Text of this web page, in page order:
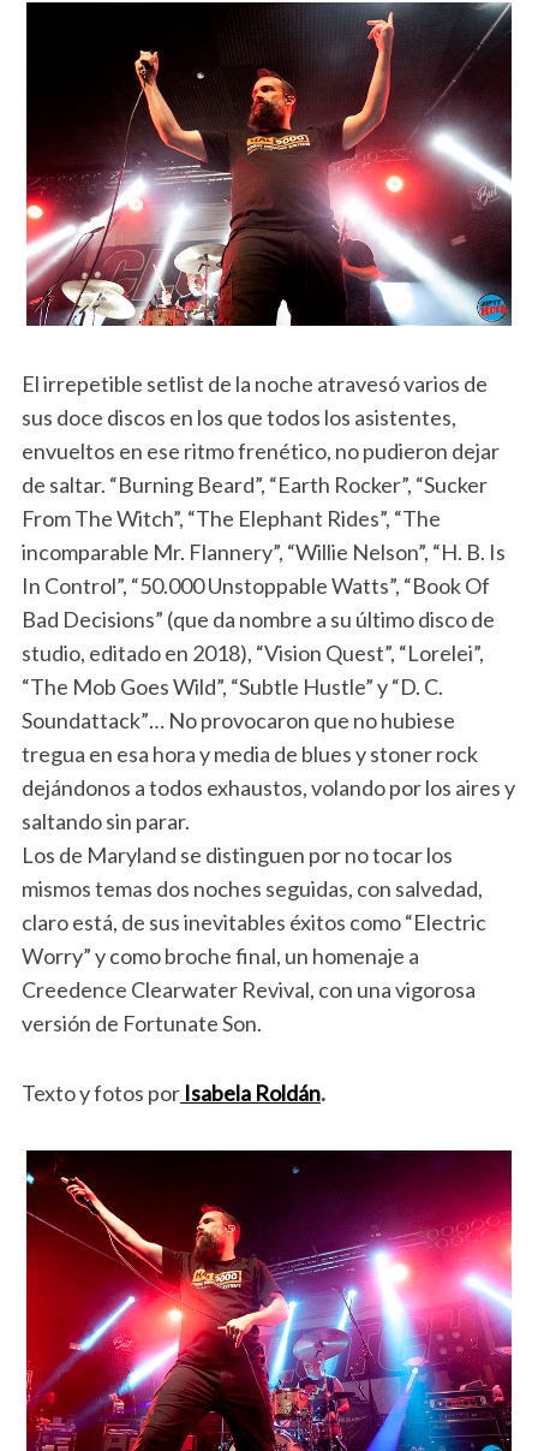
El irrepetible setlist de la noche atravesó varios de
sus doce discos en los que todos los asistentes,
envueltos en ese ritmo frenético, no pudieron dejar
de saltar. “Burning Beard”, “Earth Rocker”, “Sucker
From The Witch”, “The Elephant Rides”, “The
incomparable Mr. Flannery”, “Willie Nelson”, “H. B. Is
In Control”, “50.000 Unstoppable Watts”, “Book Of
Bad Decisions” (que da nombre a su último disco de
studio, editado en 2018), “Vision Quest”, “Lorelei”,
“The Mob Goes Wild”, “Subtle Hustle” y “D. C.
Soundattack”… No provocaron que no hubiese
tregua en esa hora y media de blues y stoner rock
dejándonos a todos exhaustos, volando por los aires y
saltando sin parar.
Los de Maryland se distinguen por no tocar los
mismos temas dos noches seguidas, con salvedad,
claro está, de sus inevitables éxitos como “Electric
Worry” y como broche final, un homenaje a
Creedence Clearwater Revival, con una vigorosa
versión de Fortunate Son.
Texto y fotos porIsabela Roldán.